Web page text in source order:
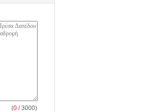
(0 / 3000)